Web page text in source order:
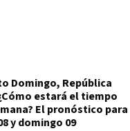
Domingo, República
estará el tiempo
El pronóstico para
y domingo 09